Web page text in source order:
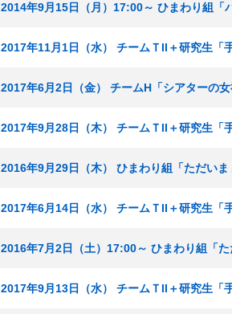
2014年9月15日（月）17:00～ ひまわり組「
2017年11月1日（水） チームＴII＋研究生「
2017年6月2日（金） チームH「シアターの
2017年9月28日（木） チームＴII＋研究生「
2016年9月29日（木） ひまわり組「ただい
2017年6月14日（水） チームＴII＋研究生「
2016年7月2日（土）17:00～ ひまわり組「
2017年9月13日（水） チームＴII＋研究生「